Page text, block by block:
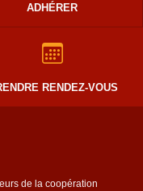
ADHÉRER
RENDEZ-VOUS
de la coopération